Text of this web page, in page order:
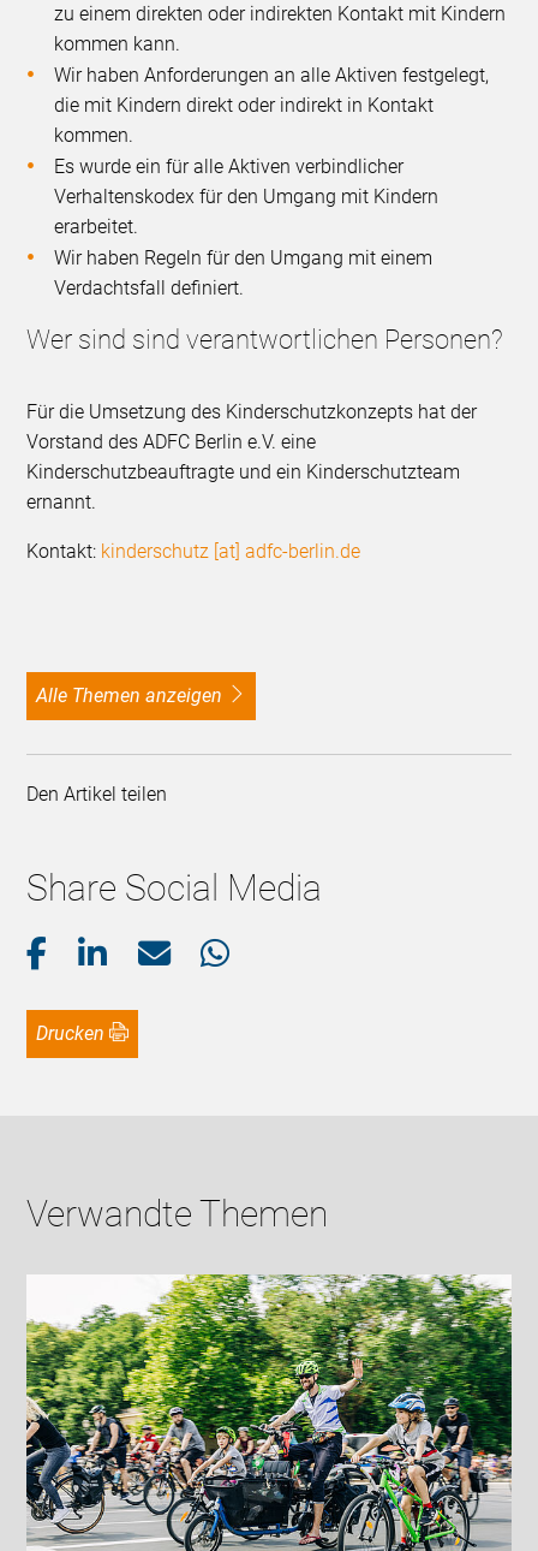
zu einem direkten oder indirekten Kontakt mit Kindern
kommen kann.
Wir haben Anforderungen an alle Aktiven festgelegt,
die mit Kindern direkt oder indirekt in Kontakt
kommen.
Es wurde ein für alle Aktiven verbindlicher
Verhaltenskodex für den Umgang mit Kindern
erarbeitet.
Wir haben Regeln für den Umgang mit einem
Verdachtsfall definiert.
Wer sind sind verantwortlichen Personen?
Für die Umsetzung des Kinderschutzkonzepts hat der
Vorstand des ADFC Berlin e.V. eine
Kinderschutzbeauftragte und ein Kinderschutzteam
ernannt.
Kontakt: kinderschutz [at] adfc-berlin.de
alle Themen anzeigen
Den Artikel teilen
Share Social Media
Drucken
Verwandte Themen